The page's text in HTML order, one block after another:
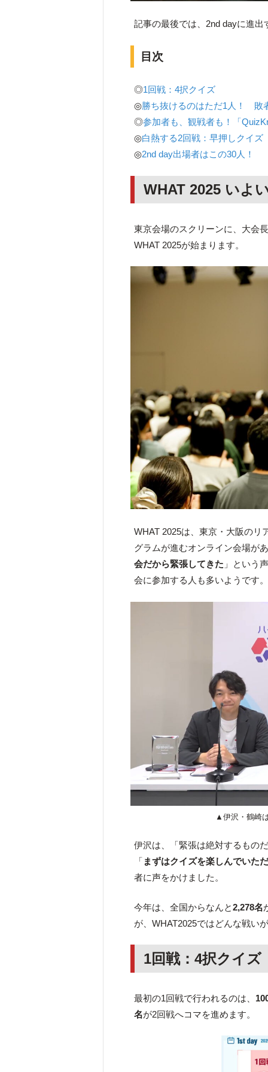
記事の最後では、2nd dayに進出
目次
◎1回戦：4択クイズ
◎勝ち抜けるのはただ1人！ 敗
◎参加者も、観戦者も！「
◎白熱する2回戦：早押しクイズ
◎2nd day出場者はこの30人！
WHAT 2025 い
東京会場のスクリーンに、大会
WHAT 2025が始まります。
WHAT 2025は、東京・大阪のリ
グラムが進むオンライン会場が
会だから緊張してきた 」という
会に参加する人も多いようです
▲伊沢・鶴崎
伊沢は、「緊張は絶対するもの
「 まずはクイズを楽しんでいた
者に声をかけました。
今年は、全国からなんと2,278名
が、WHAT2025ではどんな戦い
1回戦：4択クイズ
最初の1回戦で行われるのは、
名が2回戦へコマを進めます。